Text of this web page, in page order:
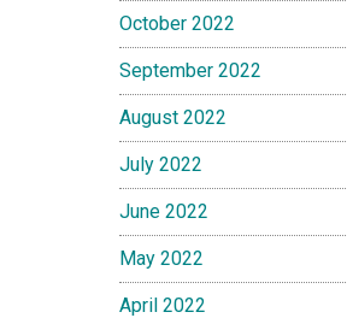
October 2022
September 2022
August 2022
July 2022
June 2022
May 2022
April 2022